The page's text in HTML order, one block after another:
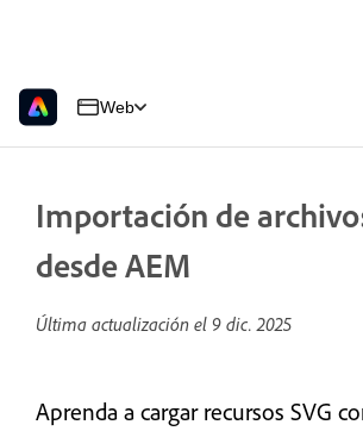
Web
Importación de
desde AEM
Última actualización el 9 dic. 2025
Aprenda a cargar recursos SVG